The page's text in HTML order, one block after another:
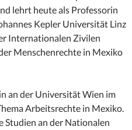
lehrt heute als Professorin
Kepler Universität Linz
Internationalen Zivilen
Menschenrechte in Mexiko
an der Universität Wien im
Arbeitsrechte in Mexiko.
Studien an der Nationalen